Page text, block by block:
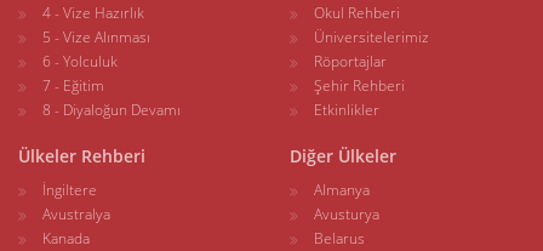
4 - Vize Hazırlık
5 - Vize Alınması
6 - Yolculuk
7 - Eğitim
8 - Diyaloğun Devamı
Okul Rehberi
Üniversitelerimiz
Röportajlar
Şehir Rehberi
Etkinlikler
Ülkeler Rehberi
İngiltere
Avustralya
Kanada
Diğer Ülkeler
Almanya
Avusturya
Belarus